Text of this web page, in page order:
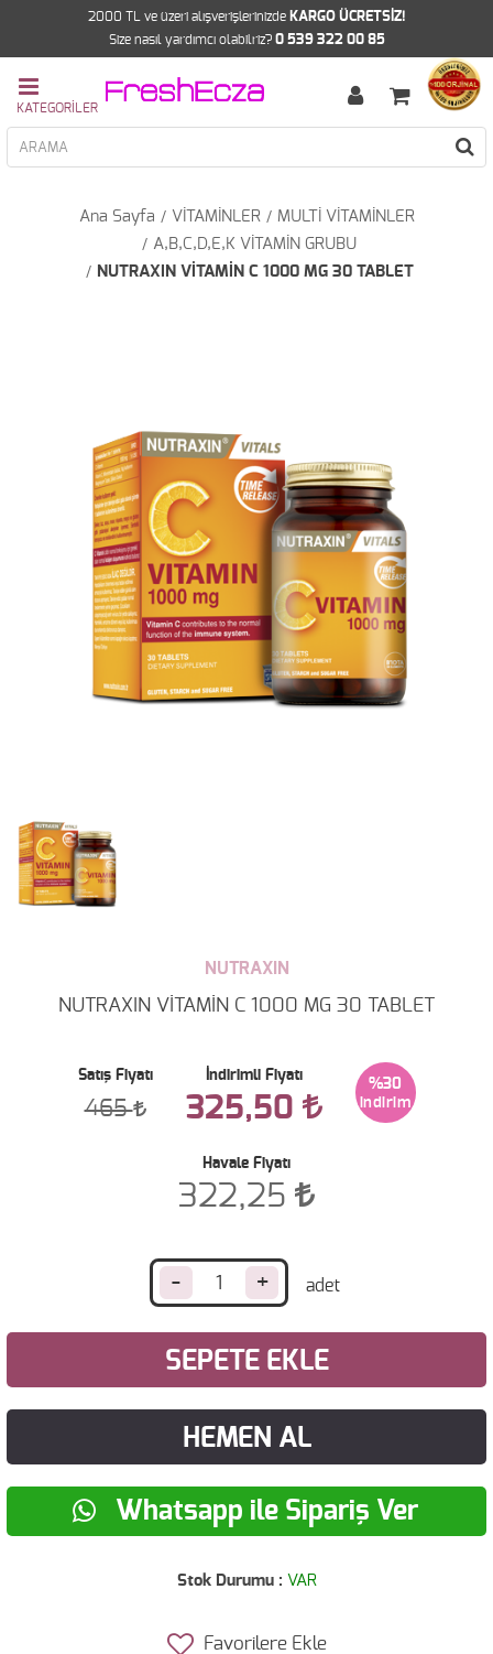
2000 TL ve üzeri alışverişlerinizde KARGO ÜCRETSİZ!
Size nasıl yardımcı olabilriz? 0 539 322 00 85
Ana Sayfa VİTAMİNLER
MULTİ VİTAMİNLER
A,B,C,D,E,K VİTAMİN GRUBU
NUTRAXIN VİTAMİN C 1000 MG 30 TABLET
NUTRAXIN
NUTRAXIN VİTAMİN C 1000 MG 30 TABLET
Satış Fiyatı
465
İndirimli Fiyatı
325,50
%30
Havale Fiyatı
322,25
- +
SEPETE EKLE
HEMEN AL
Whatsapp ile Sipariş Ver
Stok Durumu : VAR
Favorilere Ekle